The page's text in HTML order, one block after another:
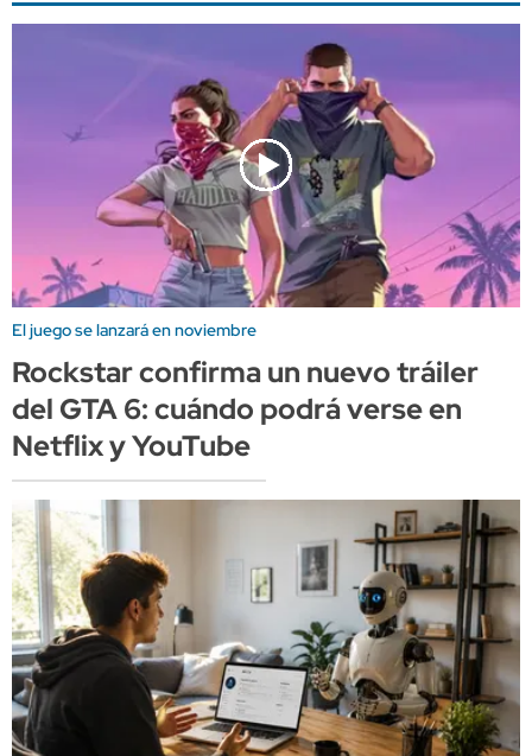
El juego se lanzará en noviembre
Rockstar confirma un nuevo tráiler
del GTA 6: cuándo podrá verse en
Netflix y YouTube